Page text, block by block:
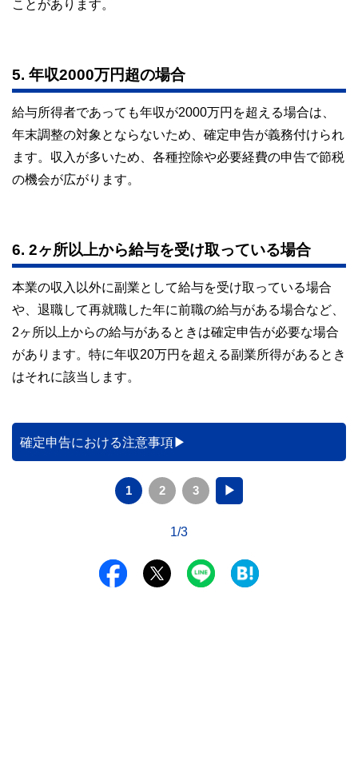
ことがあります。
5. 年収2000万円超の場合
給与所得者であっても年収が2000万円を超える場合は、
年末調整の対象とならないため、確定申告が義務付けられ
ます。収入が多いため、各種控除や必要経費の申告で節税
の機会が広がります。
6. 2ヶ所以上から給与を受け取っている場合
本業の収入以外に副業として給与を受け取っている場合
や、退職して再就職した年に前職の給与がある場合など、
2ヶ所以上からの給与があるときは確定申告が必要な場合
があります。特に年収20万円を超える副業所得があるとき
はそれに該当します。
確定申告における注意事項
1 2 3 ▶
1/3